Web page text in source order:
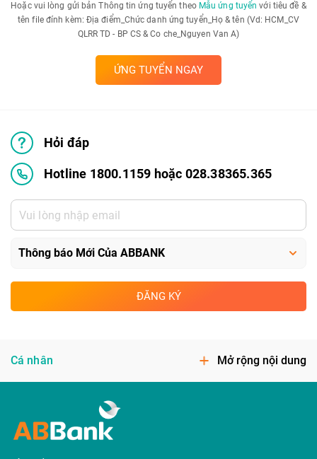
Hoặc vui lòng gửi bản Thông tin ứng tuyển theo Mẫu ứng tuyển với tiêu đề &
tên file đính kèm: Địa điểm_Chức danh ứng tuyển_Họ & tên (Vd: HCM_CV
QLRR TD - BP CS & Co che_Nguyen Van A)
ỨNG TUYỂN NGAY
Hỏi đáp
Hotline 1800.1159 hoặc 028.38365.365
ĐĂNG KÝ
Cá nhân Mở rộng nội dung